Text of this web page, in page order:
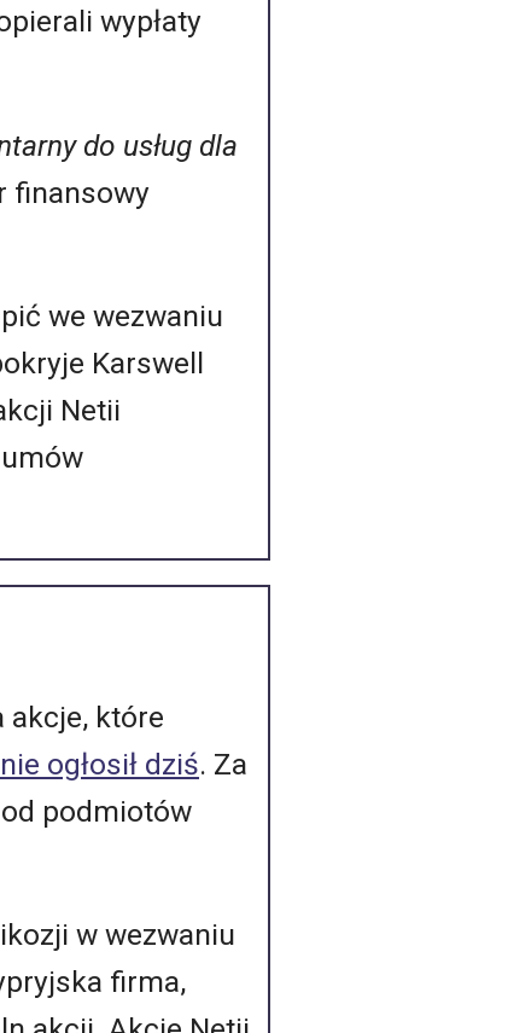
wypłaty
do usług dla
finansowy
we wezwaniu
Karswell
Netii
akcje, które
ogłosił dziś. Za
podmiotów
w wezwaniu
firma,